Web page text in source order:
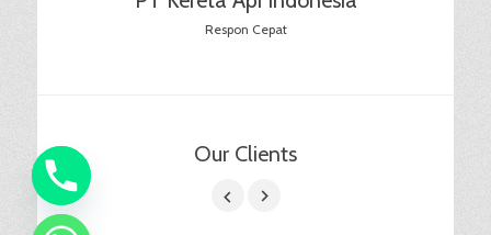
Respon Cepat
Our Clients